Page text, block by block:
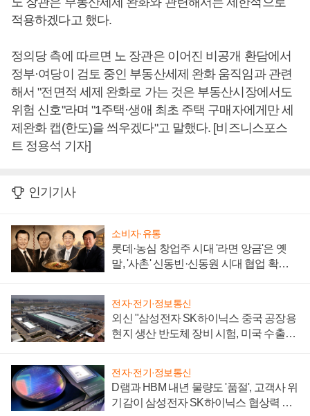
적용하겠다고 했다.
정의당 측에 따르면 노 장관은 이어진 비공개 환담에서
정부·여당이 검토 중인 부동산세제 완화 움직임과 관련
해서 "전면적 세제 완화로 가는 것은 부동산시장에서도
위험 신호"라며 "1주택·생애 최초 주택 구매자에게만 세
제완화 캡(한도)을 씌우겠다"고 말했다. [비즈니스포스
트 정용석 기자]
인기기사
소비자·유통
롯데·농심 창업주 시대 '라면 앙금'은 옛
말, '사촌' 신동빈·신동원 시대 협업 확대
전자·전기·정보통신
외신 "삼성전자 SK하이닉스 중국 공장용
현지 생산 반도체 장비 시험, 미국 수출통
전자·전기·정보통신
D램과 HBM 내년 물량도 '품절', 고객사 위
기감이 삼성전자 SK하이닉스 협상력 더